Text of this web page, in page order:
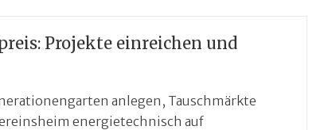
Projekte einreichen und
anlegen, Tauschmärkte
energietechnisch auf